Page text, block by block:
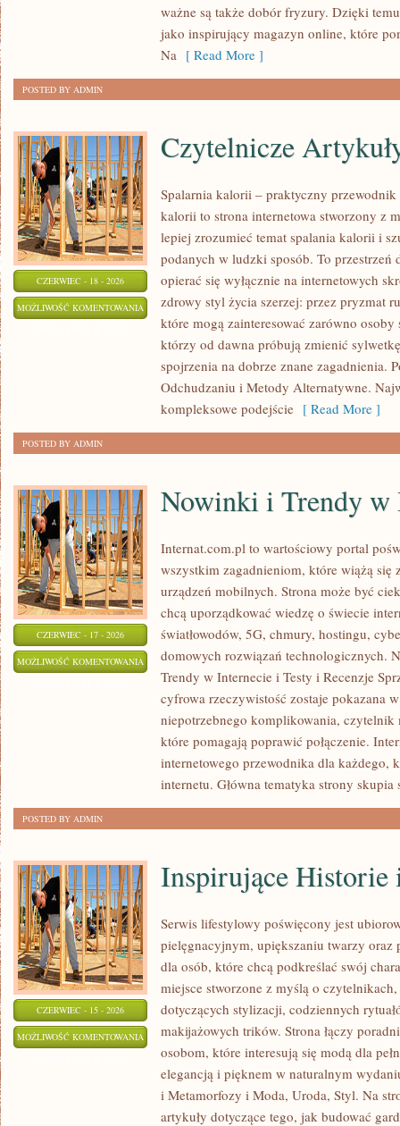
MAKIJAŻ
ważne są także dobór fryzury. Dzięki
jako inspirujący magazyn online, które
Na [ Read More ]
POSTED BY ADMIN
CZERWIEC - 18 - 2026
MOŻLIWOŚĆ KOMENTOWANIA CZYTELNICZE
ARTYKUŁY
Czytelnicze
Spalarnia kalorii – praktyczny
kalorii to strona internetowa stworzony z
lepiej zrozumieć temat spalania kalorii i
podanych w ludzki sposób. To
opierać się wyłącznie na internetowych
zdrowy styl życia szerzej: przez pryzmat
które mogą zainteresować zarówno
którzy od dawna próbują zmienić
spojrzenia na dobrze znane zagadnienia.
Odchudzaniu i Metody Alternatywne.
kompleksowe podejście [ Read More ]
POSTED BY ADMIN
CZERWIEC - 17 - 2026
MOŻLIWOŚĆ KOMENTOWANIA NOWINKI
TRENDY
INTERNECIE
Nowinki i Trendy w
Internat.com.pl to wartościowy portal
wszystkim zagadnieniom, które wiążą się
urządzeń mobilnych. Strona może być
chcą uporządkować wiedzę o świecie
światłowodów, 5G, chmury, hostingu,
domowych rozwiązań technologicznych.
Trendy w Internecie i Testy i Recenzje
cyfrowa rzeczywistość zostaje pokazana
niepotrzebnego komplikowania,
które pomagają poprawić połączenie.
internetowego przewodnika dla każdego,
internetu. Główna tematyka strony skupia
POSTED BY ADMIN
CZERWIEC - 15 - 2026
MOŻLIWOŚĆ KOMENTOWANIA INSPIRUJĄCE
HISTORIE
METAMORFOZY
Inspirujące
Serwis lifestylowy poświęcony jest
pielęgnacyjnym, upiększaniu twarzy oraz
dla osób, które chcą podkreślać swój
miejsce stworzone z myślą o
dotyczących stylizacji, codziennych
makijażowych trików. Strona łączy
osobom, które interesują się modą dla
elegancją i pięknem w naturalnym
i Metamorfozy i Moda, Uroda, Styl. Na
artykuły dotyczące tego, jak budować